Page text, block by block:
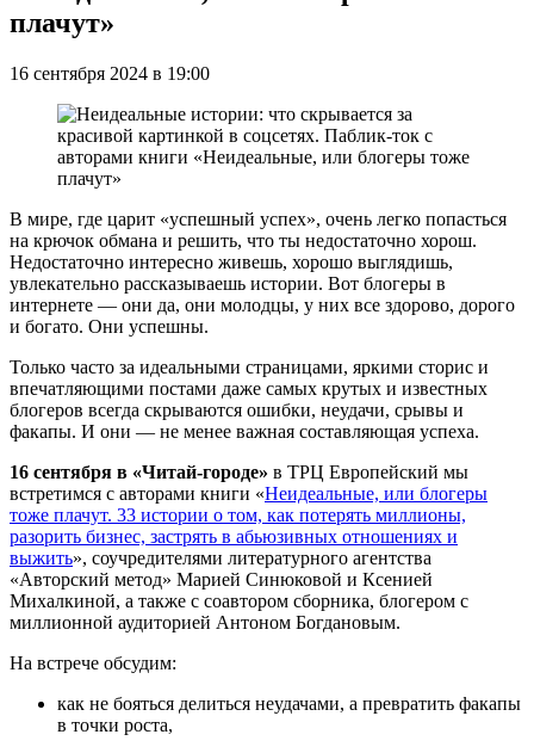
плачут»
16 сентября 2024 в 19:00
В мире, где царит «успешный успех», очень легко попасться
на крючок обмана и решить, что ты недостаточно хорош.
Недостаточно интересно живешь, хорошо выглядишь,
увлекательно рассказываешь истории. Вот блогеры в
интернете — они да, они молодцы, у них все здорово, дорого
и богато. Они успешны.
Только часто за идеальными страницами, яркими сторис и
впечатляющими постами даже самых крутых и известных
блогеров всегда скрываются ошибки, неудачи, срывы и
факапы. И они — не менее важная составляющая успеха.
16 сентября в «Читай-городе» в ТРЦ Европейский мы
встретимся с авторами книги «Неидеальные, или блогеры
тоже плачут. 33 истории о том, как потерять миллионы,
разорить бизнес, застрять в абьюзивных отношениях и
выжить», соучредителями литературного агентства
«Авторский метод» Марией Синюковой и Ксенией
Михалкиной, а также с соавтором сборника, блогером с
миллионной аудиторией Антоном Богдановым.
На встрече обсудим:
как не бояться делиться неудачами, а превратить факапы
в точки роста,